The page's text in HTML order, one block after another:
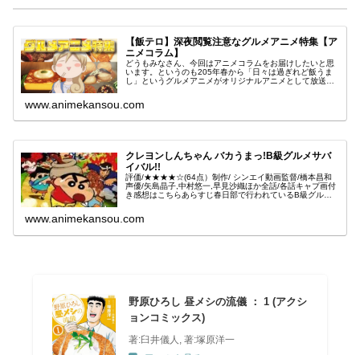
【飯テロ】深夜閲覧注意なグルメアニメ特集【ア
ニメコラム】
どうもみなさん、今回はアニメコラムをお届けしたいと思
います。というのも205年春から「日々は過ぎれど飯うま
し」というグルメアニメがオリジナルアニメとして放送さ
www.animekansou.com
クレヨンしんちゃん バカうまっ!B級グルメサバ
イバル!!
評価/★★★★☆(64点）制作/ シンエイ動画監督/橋本昌和
声優/矢島晶子,中村悠一,早見沙織ほか全話/各話キャプ画付
き感想はこちらあらすじ春日部で行われているB級グルメ
www.animekansou.com
野原ひろし 昼メシの流儀 ： 1 (アクシ
ョンコミックス)
著:臼井儀人, 著:塚原洋一